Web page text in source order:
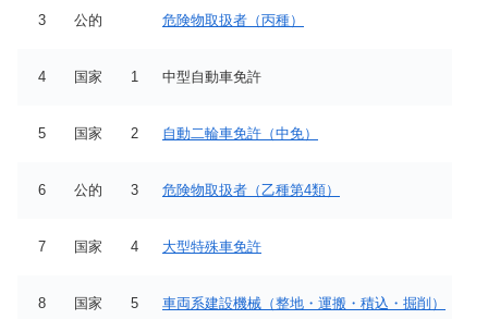
3 公的 危険物取扱者（丙種）
4 国家 1 中型自動車免許
5 国家 2 自動二輪車免許（中免）
6 公的 3 危険物取扱者（乙種第4類）
7 国家 4 大型特殊車免許
8 国家 5 車両系建設機械（整地・運搬・積込・掘削）